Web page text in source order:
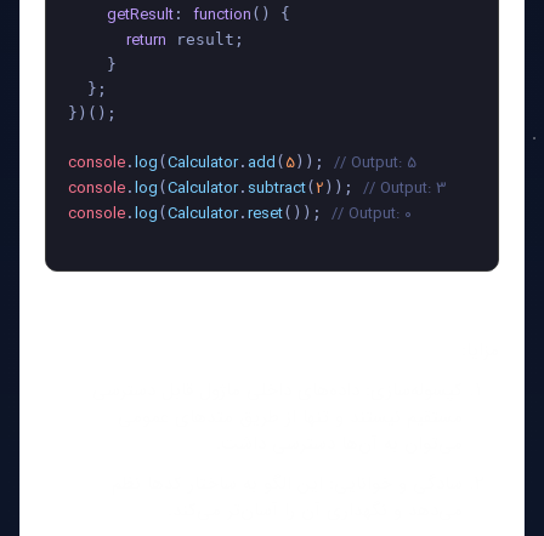
getResult : function ( ) {
return result;
    }
  };
})();
console . log ( Calculator. add ( 5 )); // Output: 5
console . log ( Calculator. subtract( 2 )); // Output: 3
console . log ( Calculator. reset()); // Output: 0